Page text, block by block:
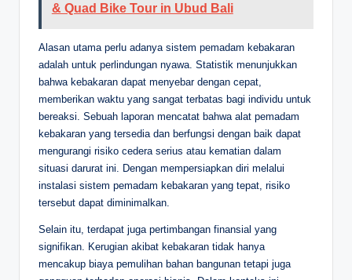
& Quad Bike Tour in Ubud Bali
Alasan utama perlu adanya sistem pemadam kebakaran
adalah untuk perlindungan nyawa. Statistik menunjukkan
bahwa kebakaran dapat menyebar dengan cepat,
memberikan waktu yang sangat terbatas bagi individu untuk
bereaksi. Sebuah laporan mencatat bahwa alat pemadam
kebakaran yang tersedia dan berfungsi dengan baik dapat
mengurangi risiko cedera serius atau kematian dalam
situasi darurat ini. Dengan mempersiapkan diri melalui
instalasi sistem pemadam kebakaran yang tepat, risiko
tersebut dapat diminimalkan.
Selain itu, terdapat juga pertimbangan finansial yang
signifikan. Kerugian akibat kebakaran tidak hanya
mencakup biaya pemulihan bahan bangunan tetapi juga